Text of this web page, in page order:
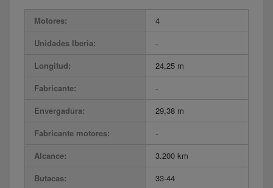
Motores:
4
Unidades Iberia:
-
Longitud:
24,25 m
Fabricante:
-
Envergadura:
29,38 m
Fabricante motores:
-
Alcance:
3.200 km
Butacas:
33-44